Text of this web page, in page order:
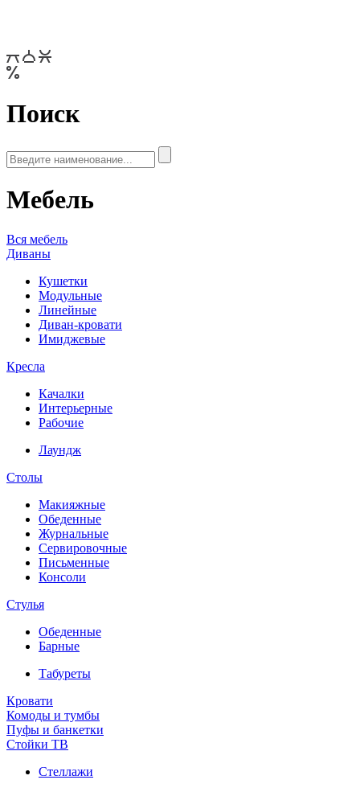
Поиск
Мебель
Вся мебель
Диваны
Кушетки
Модульные
Линейные
Диван-кровати
Имиджевые
Кресла
Качалки
Интерьерные
Рабочие
Лаундж
Столы
Макияжные
Обеденные
Журнальные
Сервировочные
Письменные
Консоли
Стулья
Обеденные
Барные
Табуреты
Кровати
Комоды и тумбы
Пуфы и банкетки
Стойки ТВ
Стеллажи